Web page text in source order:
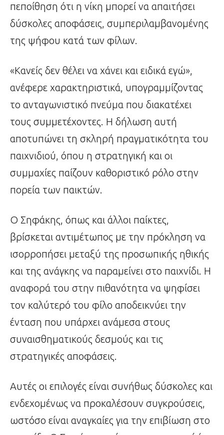
πεποίθηση ότι η νίκη μπορεί να απαιτήσει
δύσκολες αποφάσεις, συμπεριλαμβανομένης
της ψήφου κατά των φίλων.
«Κανείς δεν θέλει να χάνει και ειδικά εγώ»,
ανέφερε χαρακτηριστικά, υπογραμμίζοντας
το ανταγωνιστικό πνεύμα που διακατέχει
τους συμμετέχοντες. Η δήλωση αυτή
αποτυπώνει τη σκληρή πραγματικότητα του
παιχνιδιού, όπου η στρατηγική και οι
συμμαχίες παίζουν καθοριστικό ρόλο στην
πορεία των παικτών.
Ο Σηφάκης, όπως και άλλοι παίκτες,
βρίσκεται αντιμέτωπος με την πρόκληση να
ισορροπήσει μεταξύ της προσωπικής ηθικής
και της ανάγκης να παραμείνει στο παιχνίδι. Η
αναφορά του στην πιθανότητα να ψηφίσει
τον καλύτερό του φίλο αποδεικνύει την
ένταση που υπάρχει ανάμεσα στους
συναισθηματικούς δεσμούς και τις
στρατηγικές αποφάσεις.
Αυτές οι επιλογές είναι συνήθως δύσκολες και
ενδεχομένως να προκαλέσουν συγκρούσεις,
ωστόσο είναι αναγκαίες για την επιβίωση στο